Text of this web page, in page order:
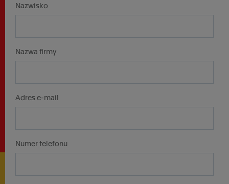
Nazwisko
Nazwa firmy
Adres e-mail
Numer telefonu